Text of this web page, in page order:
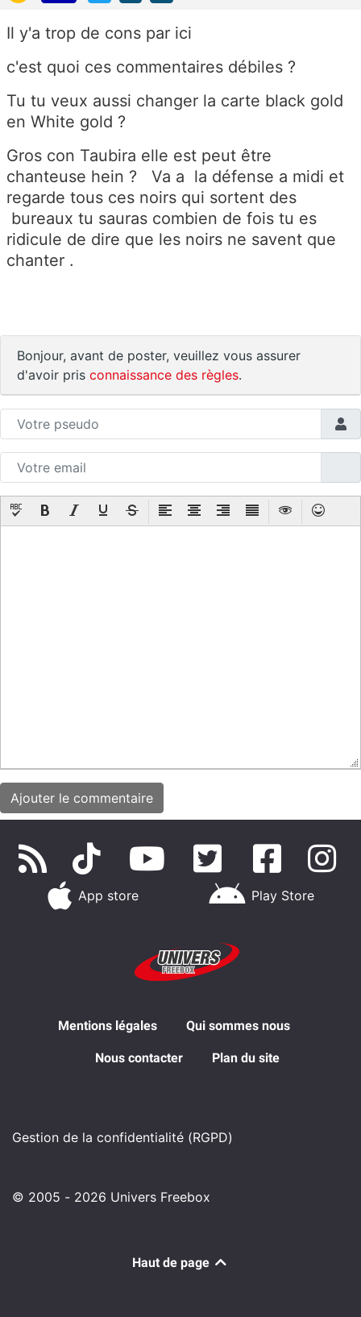
Il y'a trop de cons par ici
c'est quoi ces commentaires débiles ?
Tu tu veux aussi changer la carte black gold
en White gold ?
Gros con Taubira elle est peut être
chanteuse hein ? Va a la défense a midi et
regarde tous ces noirs qui sortent des
bureaux tu sauras combien de fois tu es
ridicule de dire que les noirs ne savent que
chanter .
Bonjour, avant de poster, veuillez vous assurer
d'avoir pris connaissance des règles.
App store Play Store
Mentions légales Qui sommes nous
Nous contacter Plan du site
Gestion de la confidentialité (RGPD)
© 2005 - 2026 Univers Freebox
Haut de page